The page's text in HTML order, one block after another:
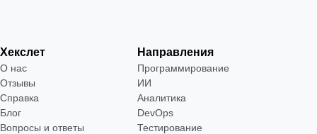
Хекслет
О нас
Отзывы
Справка
Блог
Вопросы и ответы
Направления
Программирование
ИИ
Аналитика
DevOps
Тестирование